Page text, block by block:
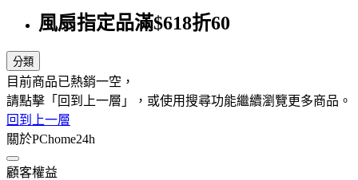
風扇指定品滿$618折60
分類
目前商品已熱銷一空，
請點擊「回到上一層」，或使用搜尋功能繼續瀏覽更多商品。
回到上一層
關於PChome24h
顧客權益